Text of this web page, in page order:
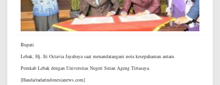
Bupati
Lebak, Hj. Iti Octavia Jayabaya saat menandatangani nota kesepahaman antara
Pemkab Lebak dengan Universitas Negeri Sutan Ageng Tirtasaya.
[Handa/radarindonesianews.com]